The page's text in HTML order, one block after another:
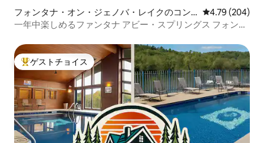
フォンタナ・オン・ジェノバ・レイクのコン
ドミニアム
レビュー204
4.79 (204)
一年中楽しめるファンタナ アビー・スプリングス フォンタ
大好評のゲストチョイスです。
ゲストチョイス